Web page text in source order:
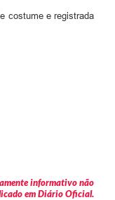
costume e registrada
informativo não
em Diário Oficial.